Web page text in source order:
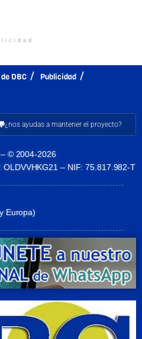
DBC
Publicidad
¿nos ayudas a mantener el proyecto?
– © 2004-2026
OLDVVHKG21 – NIF: 75.817.982-T
Europa)